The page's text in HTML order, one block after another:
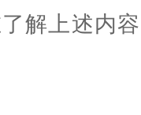
上述内容